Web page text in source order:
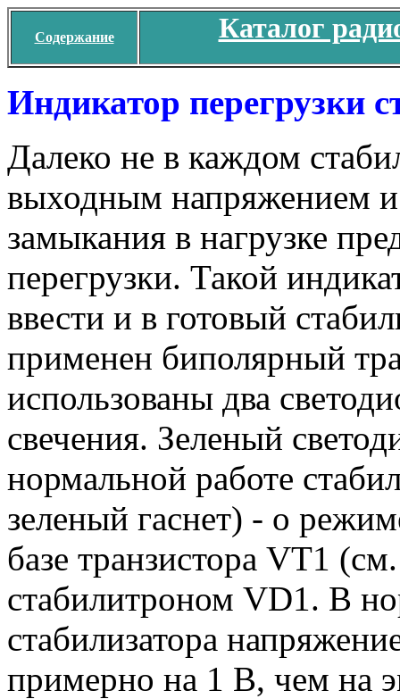
Содержание Каталог
Индикатор перегрузки
Далеко не в каждом
выходным напряжением
замыкания в нагрузке
перегрузки. Такой
ввести и в готовый
применен биполярный
использованы два
свечения. Зеленый
нормальной работе
зеленый гаснет) - о
базе транзистора VT1
стабилитроном VD1. В
стабилизатора
примерно на 1 В, чем на